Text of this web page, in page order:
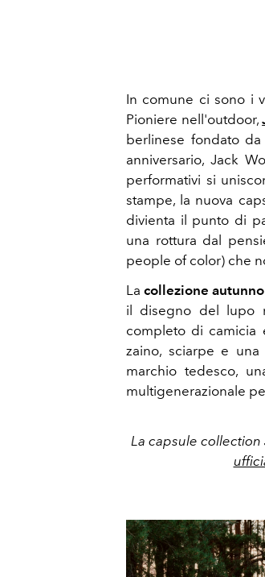
In comune ci sono i
Pioniere nell'outdoor,
berlinese fondato da
anniversario, Jack
performativi si
stampe, la nuova
divienta il punto di
una rottura dal
people of color) che
Lacollezione
il disegno del lupo
completo di camicia
zaino, sciarpe e una
marchio tedesco,
multigenerazionale
La capsule